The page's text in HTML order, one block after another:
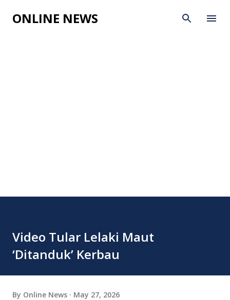
Skip to main content
ONLINE NEWS
Video Tular Lelaki Maut
‘Ditanduk’ Kerbau
By Online News May 27, 2026